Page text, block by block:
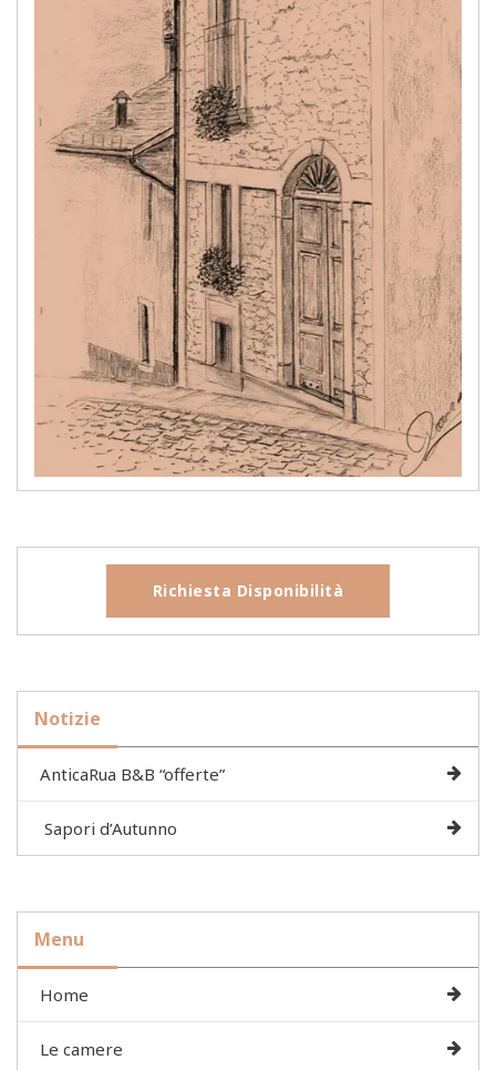
Richiesta Disponibilità
Notizie
AnticaRua B&B “offerte”
Sapori d’Autunno
Menu
Home
Le camere